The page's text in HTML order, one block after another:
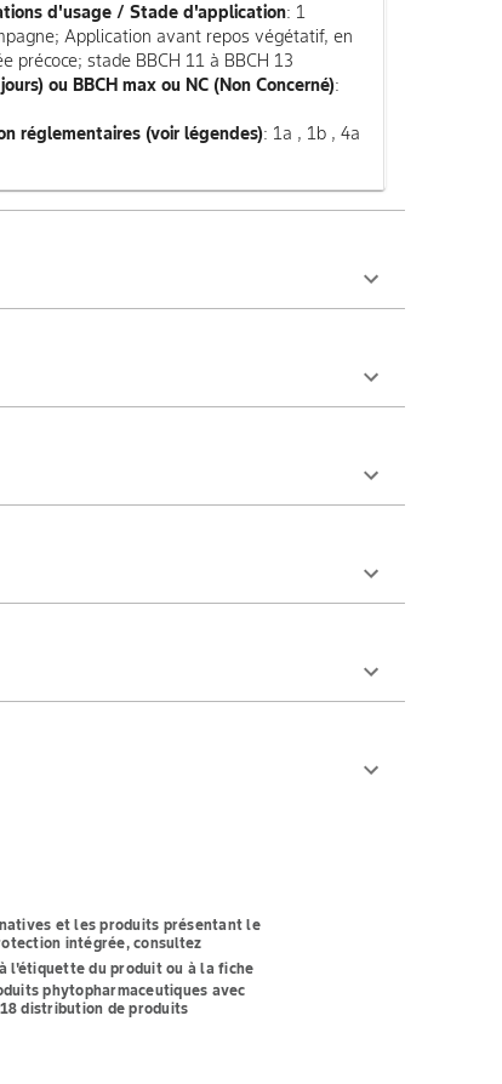
d'usage / Stade d'application: 1
Application avant repos végétatif, en
précoce; stade BBCH 11 à BBCH 13
ou BBCH max ou NC (Non Concerné):
réglementaires (voir légendes): 1a , 1b , 4a
et les produits présentant le
intégrée, consultez
l'étiquette du produit ou à la fiche
phytopharmaceutiques avec
distribution de produits